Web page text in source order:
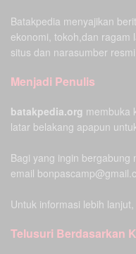
Batakpedia menyajikan
ekonomi, tokoh,dan ragam
situs dan narasumber resmi
Menjadi Penulis
batakpedia.org membuka
latar belakang apapun
Bagi yang ingin bergabung
email
Untuk informasi lebih
Telusuri Berdasarkan